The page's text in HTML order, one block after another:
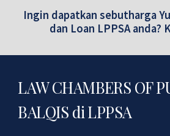
Ingin dapatkan sebutharga
dan Loan LPPSA anda?
LAW CHAMBERS OF
BALQIS di LPPSA